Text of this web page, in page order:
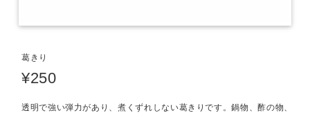
葛きり
¥250
透明で強い弾力があり、煮くずれしない葛きりです。鍋物、酢の物、